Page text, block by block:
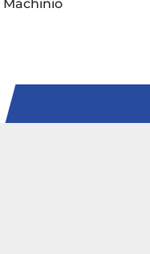
Machinio